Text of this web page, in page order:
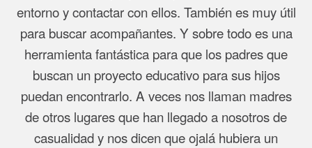
entorno y contactar con ellos. También es muy útil
para buscar acompañantes. Y sobre todo es una
herramienta fantástica para que los padres que
buscan un proyecto educativo para sus hijos
puedan encontrarlo. A veces nos llaman madres
de otros lugares que han llegado a nosotros de
casualidad y nos dicen que ojalá hubiera un